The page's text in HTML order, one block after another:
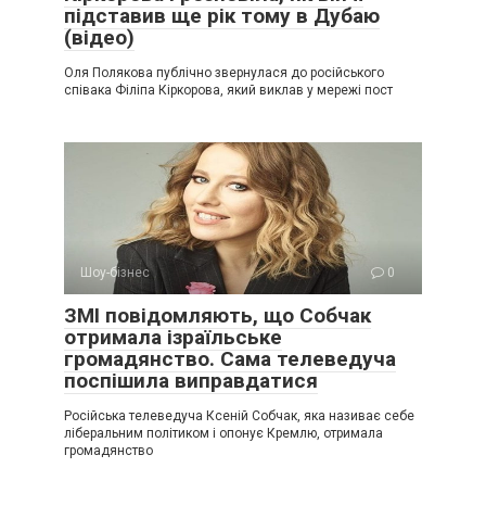
підставив ще рік тому в Дубаю
(відео)
Оля Полякова публічно звернулася до російського
співака Філіпа Кіркорова, який виклав у мережі пост
Шоу-бізнес 0
ЗМІ повідомляють, що Собчак
отримала ізраїльське
громадянство. Сама телеведуча
поспішила виправдатися
Російська телеведуча Ксеній Собчак, яка називає себе
ліберальним політиком і опонує Кремлю, отримала
громадянство